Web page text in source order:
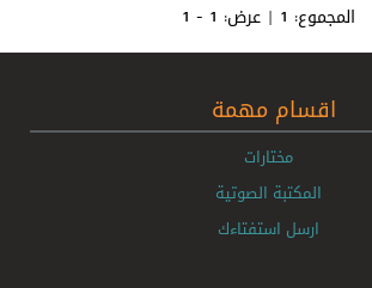
المجموع: 1 | عرض: 1 - 1
اقسام مهمة
مختارات
المكتبة الصوتية
ارسل استفتاءك